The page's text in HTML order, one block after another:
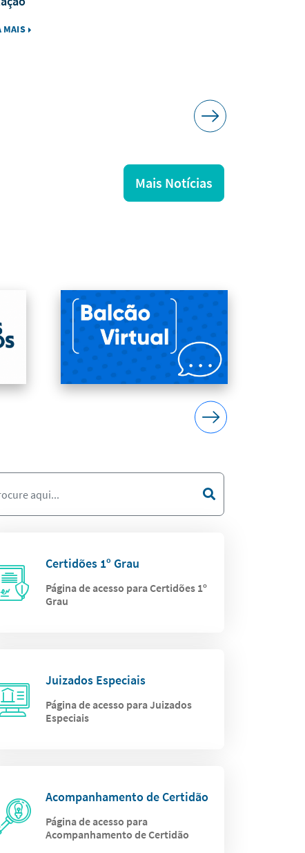
MAIS
Mais Notícias
Certidões 1º Grau
Página de acesso para Certidões 1º
Grau
Juizados Especiais
Página de acesso para Juizados
Especiais
Acompanhamento de Certidão
Página de acesso para
Acompanhamento de Certidão